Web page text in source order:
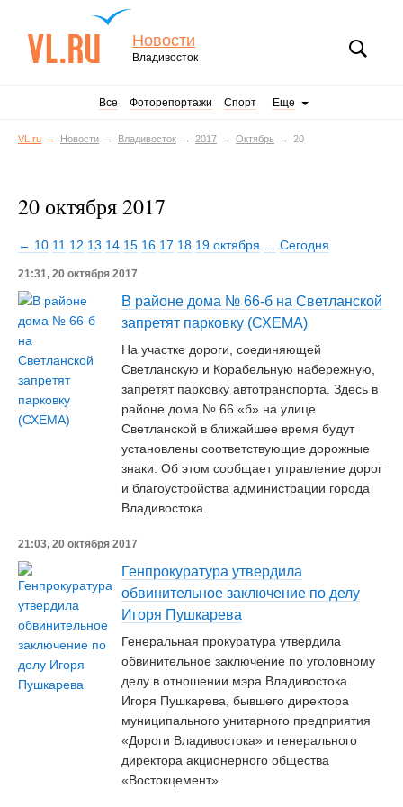
Новости
Владивосток
Все Фоторепортажи Спорт Еще
VL.ru Новости Владивосток 2017 Октябрь 20
20 октября 2017
← 10 11 12 13 14 15 16 17 18 19 октября Сегодня
21:31, 20 октября 2017
В районе дома № 66-б на Светланской
запретят парковку (СХЕМА)
На участке дороги, соединяющей
Светланскую и Корабельную набережную,
запретят парковку автотранспорта. Здесь в
районе дома № 66 «б» на улице
Светланской в ближайшее время будут
установлены соответствующие дорожные
знаки. Об этом сообщает управление дорог
и благоустройства администрации города
Владивостока.
21:03, 20 октября 2017
Генпрокуратура утвердила
обвинительное заключение по делу
Игоря Пушкарева
Генеральная прокуратура утвердила
обвинительное заключение по уголовному
делу в отношении мэра Владивостока
Игоря Пушкарева, бывшего директора
муниципального унитарного предприятия
«Дороги Владивостока» и генерального
директора акционерного общества
«Востокцемент».